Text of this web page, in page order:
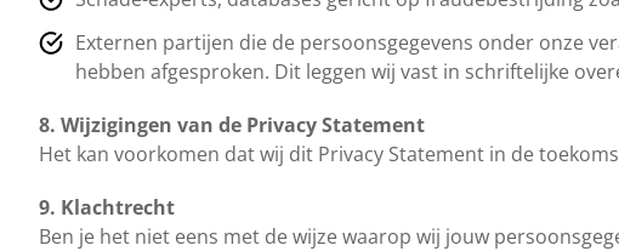
Externen partijen die de persoonsgegevens onder onze
hebben afgesproken. Dit leggen wij vast in schriftelijke
8. Wijzigingen van de Privacy Statement
Het kan voorkomen dat wij dit Privacy Statement in de
9. Klachtrecht
Ben je het niet eens met de wijze waarop wij jouw